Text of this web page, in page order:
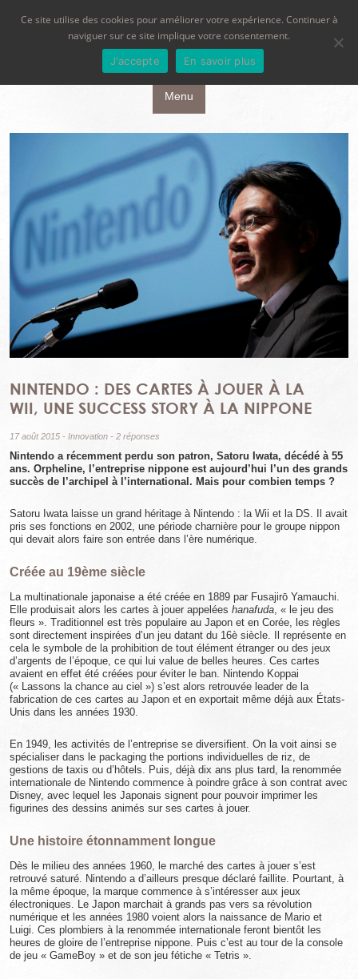
Menu
Aller au contenu principal
NINTENDO : DES CARTES À JOUER À LA
WII, UNE SUCCESS STORY À LA NIPPONE
17 août 2015 - Innovation - 2 réponses
Nintendo a récemment perdu son patron, Satoru Iwata, décédé à 55
ans. Orpheline, l’entreprise nippone est aujourd’hui l’un des grands
succès de l’archipel à l’international. Mais pour combien temps ?
Satoru Iwata laisse un grand héritage à Nintendo : la Wii et la DS. Il avait
pris ses fonctions en 2002, une période charnière pour le groupe nippon
qui devait alors faire son entrée dans l’ère numérique.
Créée au 19ème siècle
La multinationale japonaise a été créée en 1889 par Fusajirō Yamauchi.
Elle produisait alors les cartes à jouer appelées hanafuda , « le jeu des
fleurs ». Traditionnel est très populaire au Japon et en Corée, les règles
sont directement inspirées d’un jeu datant du 16è siècle. Il représente en
cela le symbole de la prohibition de tout élément étranger ou des jeux
d’argents de l’époque, ce qui lui value de belles heures. Ces cartes
avaient en effet été créées pour éviter le ban. Nintendo Koppai
(« Lassons la chance au ciel ») s’est alors retrouvée leader de la
fabrication de ces cartes au Japon et en exportait même déjà aux États-
Unis dans les années 1930.
En 1949, les activités de l’entreprise se diversifient. On la voit ainsi se
spécialiser dans le packaging the portions individuelles de riz, de
gestions de taxis ou d’hôtels. Puis, déjà dix ans plus tard, la renommée
internationale de Nintendo commence à poindre grâce à son contrat avec
Disney, avec lequel les Japonais signent pour pouvoir imprimer les
figurines des dessins animés sur ses cartes à jouer.
Une histoire étonnamment longue
Dès le milieu des années 1960, le marché des cartes à jouer s’est
retrouvé saturé. Nintendo a d’ailleurs presque déclaré faillite. Pourtant, à
la même époque, la marque commence à s’intéresser aux jeux
électroniques. Le Japon marchait à grands pas vers sa révolution
numérique et les années 1980 voient alors la naissance de Mario et
Luigi. Ces plombiers à la renommée internationale feront bientôt les
heures de gloire de l’entreprise nippone. Puis c’est au tour de la console
de jeu « GameBoy » et de son jeu fétiche « Tetris ».
Ce site utilise des cookies pour améliorer votre expérience. Continuer à
naviguer sur ce site implique votre consentement.
J'accepte En savoir plus